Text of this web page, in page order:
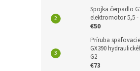
Spojka čerpadlo
elektromotor 5,5 -
€50
Príruba
GX390
G2
€73